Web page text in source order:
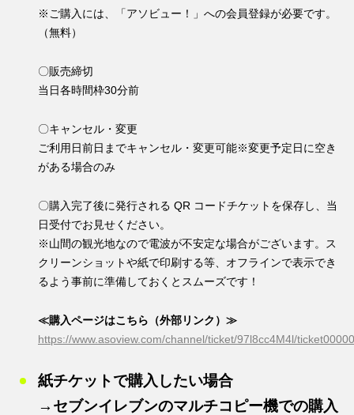
※ご購入には、「アソビュー！」への会員登録が必要です。
（無料）
〇販売締切
当日各時間枠30分前
〇キャンセル・変更
ご利用日前日までキャンセル・変更可能※変更予定日に空き
がある場合のみ
〇購入完了後に発行される QR コードチケットを保存し、 当
日受付でお見せください。
※山間の観光地なので電波が不安定な場合がございます。ス
クリーンショットや紙で印刷する等、オフラインで表示でき
るよう事前に準備しておくとスムーズです！
≪購入ページはこちら（外部リンク）≫
https://www.asoview.com/channel/ticket/97l8cc4M4l/
紙チケットで購入したい場合
→セブンイレブンのマルチコピー機での購入